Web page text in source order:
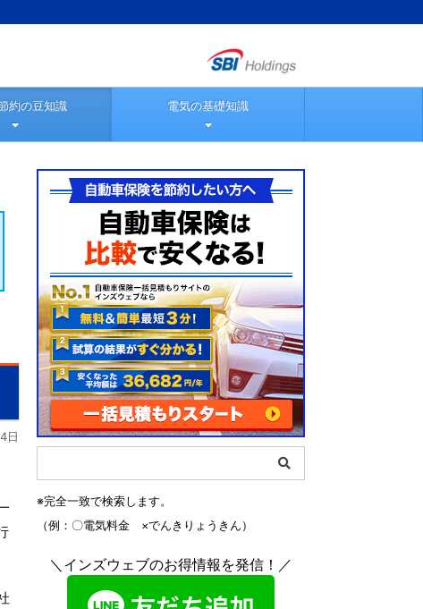
約の豆知識 電気の基礎知識
日
※完全一致で検索します。
（例：〇電気料金 ×でんきりょうきん）
＼インズウェブのお得情報を発信！／